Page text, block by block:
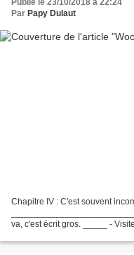
Publié le 23/10/2018 à 22:24
Par Papy Dulaut
Chapitre IV : C'est souvent
va, c'est écrit gros. _____ -